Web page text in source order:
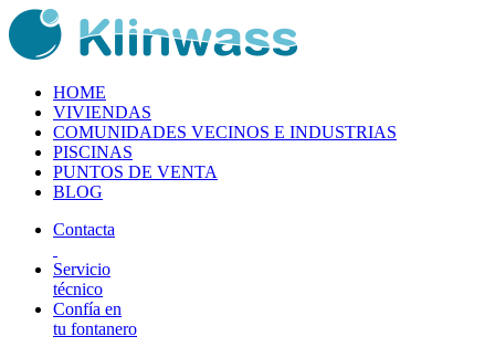
HOME
VIVIENDAS
COMUNIDADES VECINOS E INDUSTRIAS
PISCINAS
PUNTOS DE VENTA
BLOG
Contacta
Servicio
técnico
Confía en
tu fontanero